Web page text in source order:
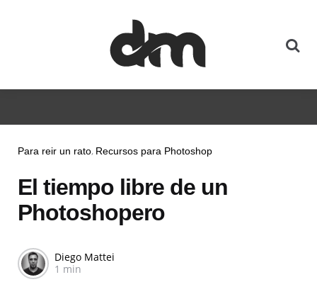
Para reir un rato Recursos para Photoshop
El tiempo libre de un
Photoshopero
Diego Mattei
1 min